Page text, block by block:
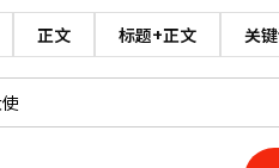
正文 标题+正文 关